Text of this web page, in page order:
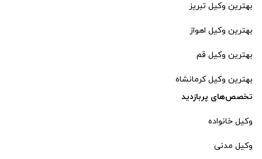
بهترین وکیل تبریز
بهترین وکیل اهواز
بهترین وکیل قم
بهترین وکیل کرمانشاه
تخصص‌های پربازدید
وکیل خانواده
وکیل مدنی